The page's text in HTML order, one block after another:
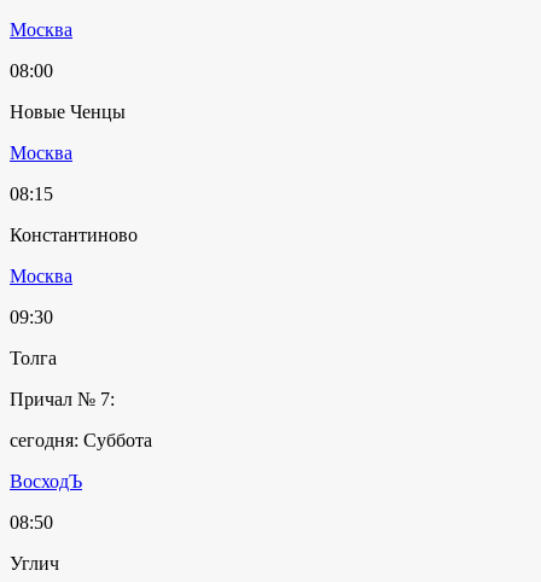
Москва
08:00
Новые Ченцы
Москва
08:15
Константиново
Москва
09:30
Толга
Причал № 7:
сегодня: Суббота
ВосходЪ
08:50
Углич